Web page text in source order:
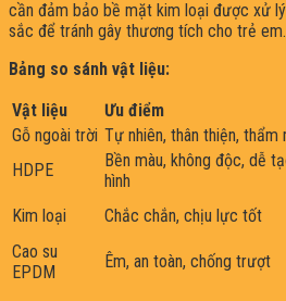
cần đảm bảo bề mặt kim loại được xử
sắc để tránh gây thương tích cho trẻ em.
Bảng so sánh vật liệu:
Vật liệu
Ưu điểm
Gỗ ngoài trời Tự nhiên, thân thiện, thẩm
HDPE
Bền màu, không độc, dễ
hình
Kim loại Chắc chắn, chịu lực tốt
Cao su
EPDM
Êm, an toàn, chống trượt